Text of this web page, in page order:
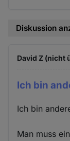
Diskussion
David Z (nicht
Ich bin
Ich bin
Man muss